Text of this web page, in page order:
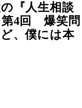
『人生相談
第4回 爆笑問
、僕には本